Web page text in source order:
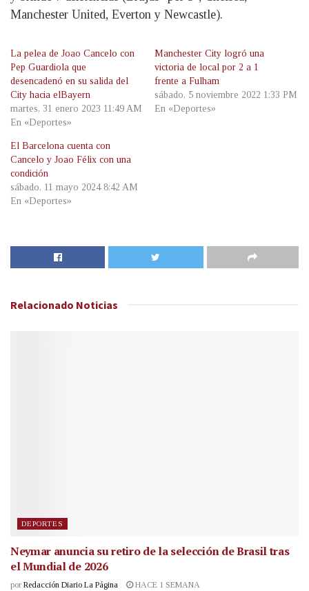
Manchester United, Everton y Newcastle).
La pelea de Joao Cancelo con
Pep Guardiola que
desencadenó en su salida del
City hacia elBayern
martes, 31 enero 2023 11:49 AM
En «Deportes»
Manchester City logró una
victoria de local por 2 a 1
frente a Fulham
sábado, 5 noviembre 2022 1:33 PM
En «Deportes»
El Barcelona cuenta con
Cancelo y Joao Félix con una
condición
sábado, 11 mayo 2024 8:42 AM
En «Deportes»
Relacionado Noticias
DEPORTES
Neymar anuncia su retiro de la selección de Brasil tras
el Mundial de 2026
por Redacción Diario La Página HACE 1 SEMANA